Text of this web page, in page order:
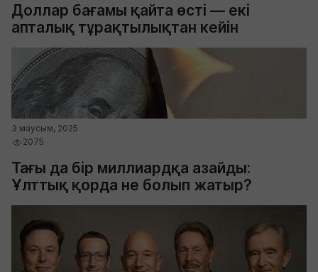
Доллар бағамы қайта өсті — екі
апталық тұрақтылықтан кейін
3 маусым, 2025
2075
Тағы да бір миллиардқа азайды:
Ұлттық қорда не болып жатыр?